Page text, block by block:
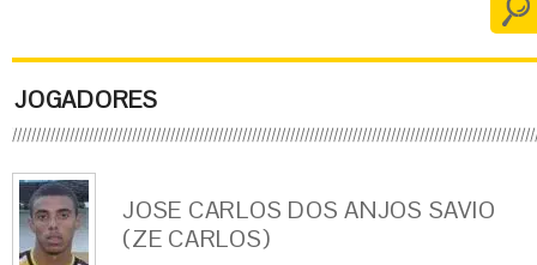
JOGADORES
JOSE CARLOS DOS ANJOS SAVIO
(ZE CARLOS)